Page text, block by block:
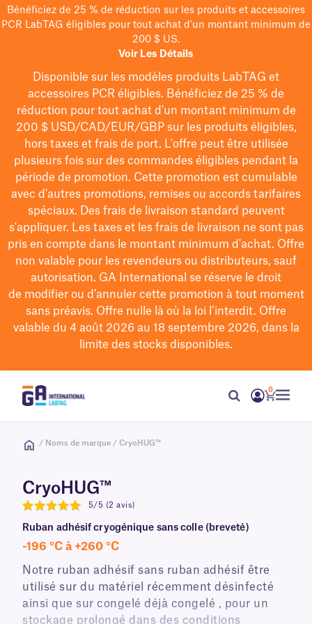
Bénéficiez de 25 % de réduction sur les produits et accessoires
PCR LabTAG éligibles pour tout achat d'un montant minimum de
200 $ US.
Voir Les Détails
Disponible sur les modèles produits LabTAG et
accessoires PCR éligibles. Bénéficiez de 25 % de
réduction pour tout achat d'un montant minimum de
200 $USD/CAD/EUR/GBPsur les produits éligibles,
hors taxes et frais de port. L'offre peut être utilisée
plusieurs fois sur des commandes éligibles pendant la
période de promotion. Cette promotion est cumulable
avec d'autres promotions, remises ou accords tarifaires
spéciaux. Des frais de livraison standard peuvent
s'appliquer. Les taxes et les frais de livraison ne sont pas
pris en compte dans le montant minimum d'achat. Offre
non valable pour les revendeurs ou distributeurs, sauf
autorisation. GA International se réserve le droit
de modifierou d’annuler cette promotion à tout moment
sans préavis. Offre nulle là où la loi l’interdit. Offre
valable du 4 août 2026 au 18 septembre 2026, dans la
limite des stocks disponibles.
0
/ Noms de marque / CryoHUG™
CryoHUG™
5
5/5 (2 avis)
Ruban adhésif cryogénique sans colle (breveté)
-196 °C à +260 °C
Notre ruban adhésif sans ruban adhésif être
utilisé sur du matériel récemment désinfecté
ainsi que sur congelé déjà congelé , pour un
stockage prolongé dans des conditions